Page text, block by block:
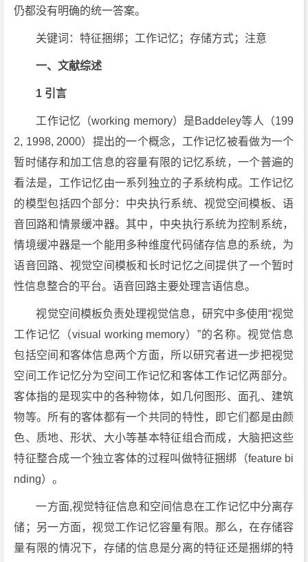
仍都没有明确的统一答案。
关键词：特征捆绑；工作记忆；存储方式；注意
一、文献综述
1 引言
工作记忆（working memory）是Baddeley等人（199
2, 1998, 2000）提出的一个概念，工作记忆被看做为一个
暂时储存和加工信息的容量有限的记忆系统，一个普遍的
看法是，工作记忆由一系列独立的子系统构成。工作记忆
的模型包括四个部分：中央执行系统、视觉空间模板、语
音回路和情景缓冲器。其中，中央执行系统为控制系统，
情境缓冲器是一个能用多种维度代码储存信息的系统，为
语音回路、视觉空间模板和长时记忆之间提供了一个暂时
性信息整合的平台。语音回路主要处理言语信息。
视觉空间模板负责处理视觉信息，研究中多使用“视觉
工作记忆（visual working memory）”的名称。视觉信息
包括空间和客体信息两个方面，所以研究者进一步把视觉
空间工作记忆分为空间工作记忆和客体工作记忆两部分。
客体指的是现实中的各种物体，如几何图形、面孔、建筑
物等。所有的客体都有一个共同的特性，即它们都是由颜
色、质地、形状、大小等基本特征组合而成，大脑把这些
特征整合成一个独立客体的过程叫做特征捆绑（feature bi
nding）。
一方面,视觉特征信息和空间信息在工作记忆中分离存
储；另一方面，视觉工作记忆容量有限。那么，在存储容
量有限的情况下，存储的信息是分离的特征还是捆绑的特